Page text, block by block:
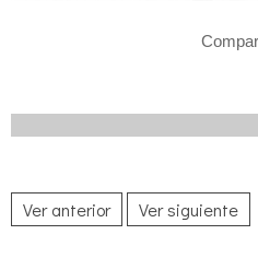
Ver anterior Ver siguiente